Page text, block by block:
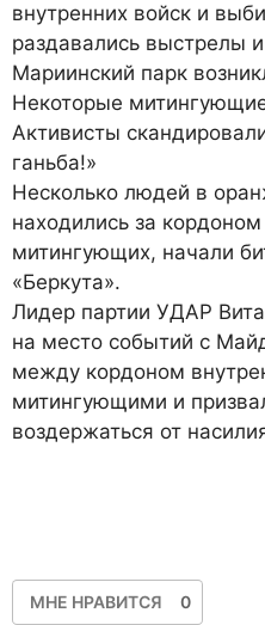
внутренних войск и
раздавались выстрелы
Мариинский парк
Некоторые
Активисты
ганьба!»
Несколько людей в
находились за
митингующих, начали
«Беркута».
Лидер партии УДАР
на место событий с
между кордоном
митингующими и
воздержаться от
МНЕ НРАВИТСЯ 0